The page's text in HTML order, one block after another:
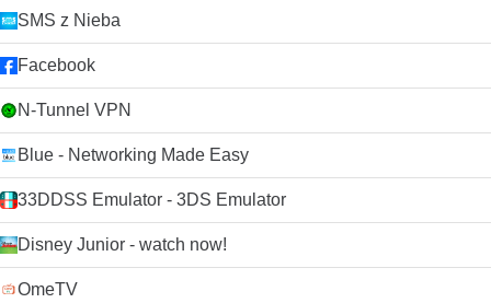
SMS z Nieba
Facebook
N-Tunnel VPN
Blue - Networking Made Easy
33DDSS Emulator - 3DS Emulator
Disney Junior - watch now!
OmeTV